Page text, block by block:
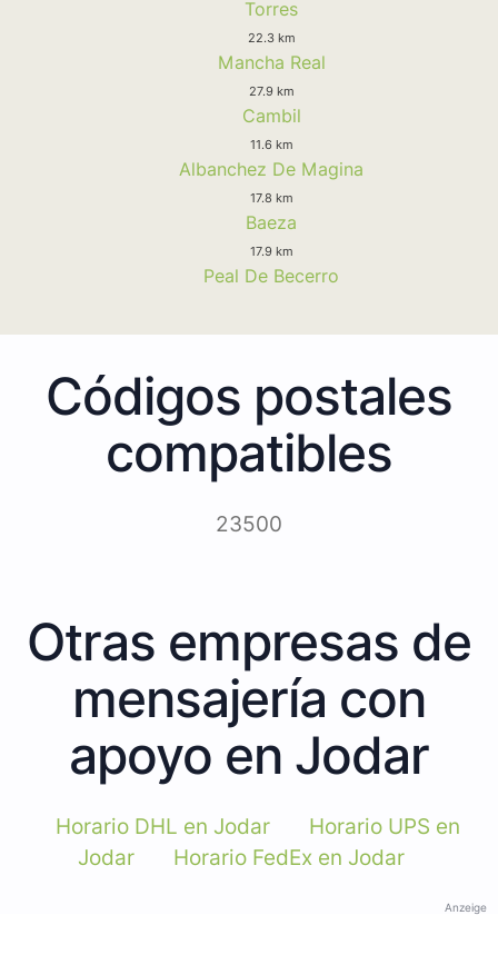
Torres
22.3 km
Mancha Real
27.9 km
Cambil
11.6 km
Albanchez De Magina
17.8 km
Baeza
17.9 km
Peal De Becerro
Códigos postales
compatibles
23500
Otras empresas de
mensajería con
apoyo en Jodar
Horario DHL en Jodar
Horario UPS en
Jodar
Horario FedEx en Jodar
Anzeige